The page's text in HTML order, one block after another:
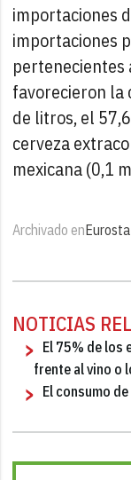
importaciones
importaciones
pertenecientes
favorecieron la
de litros, el
cerveza
mexicana (0,1
Archivado en
NOTICIAS
El 75% de los
frente al vino o
El consumo